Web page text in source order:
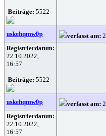
Beiträge: 5522
uskehqmw0p verfasst am:
Registrierdatum:
22.10.2022,
16:57
Beiträge: 5522
uskehqmw0p verfasst am:
Registrierdatum:
22.10.2022,
16:57